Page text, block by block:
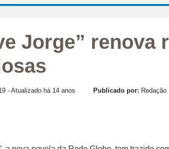
Jorge” renova
- Atualizado há 14 anos Publicado por: Redação